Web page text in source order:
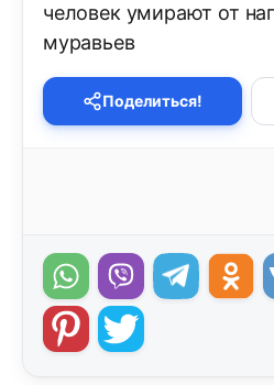
человек умирают от
муравьев
Поделиться!